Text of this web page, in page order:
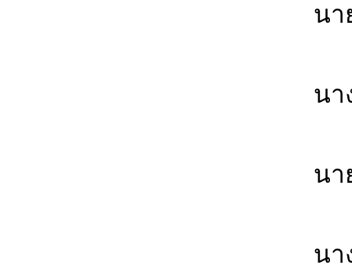
น
น
นา
น